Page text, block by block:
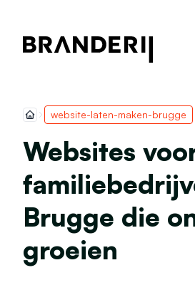
website-laten-maken-brugge
Websites
Brugge die
groeien